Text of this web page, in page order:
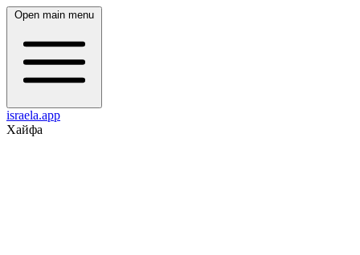
Open main menu
israela.app
Хайфа